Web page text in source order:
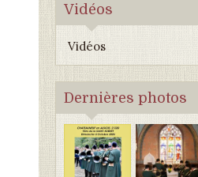
Vidéos
Vidéos
Dernières photos